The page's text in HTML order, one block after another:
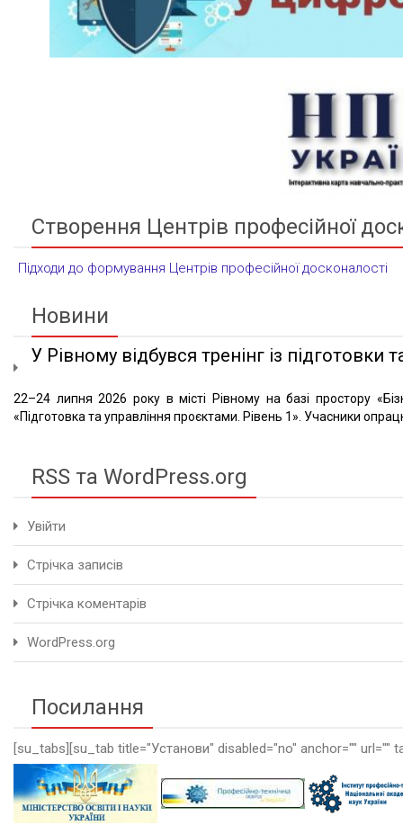
Створення Центрів професійної
Підходи до формування Центрів професійної досконалості
Новини
У Рівному відбувся тренінг із підготовки
22–24 липня 2026 року в місті Рівному на базі простору
«Підготовка та управління проєктами. Рівень 1». Учасники
RSS та WordPress.org
Увійти
Стрічка записів
Стрічка коментарів
WordPress.org
Посилання
[su_tabs][su_tab title="Установи" disabled="no" anchor=""